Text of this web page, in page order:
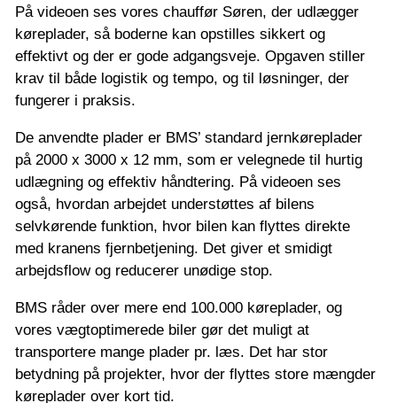
På videoen ses vores chauffør Søren, der udlægger
køreplader, så boderne kan opstilles sikkert og
effektivt og der er gode adgangsveje. Opgaven stiller
krav til både logistik og tempo, og til løsninger, der
fungerer i praksis.
De anvendte plader er BMS’ standard jernkøreplader
på 2000 x 3000 x 12 mm, som er velegnede til hurtig
udlægning og effektiv håndtering. På videoen ses
også, hvordan arbejdet understøttes af bilens
selvkørende funktion, hvor bilen kan flyttes direkte
med kranens fjernbetjening. Det giver et smidigt
arbejdsflow og reducerer unødige stop.
BMS råder over mere end 100.000 køreplader, og
vores vægtoptimerede biler gør det muligt at
transportere mange plader pr. læs. Det har stor
betydning på projekter, hvor der flyttes store mængder
køreplader over kort tid.